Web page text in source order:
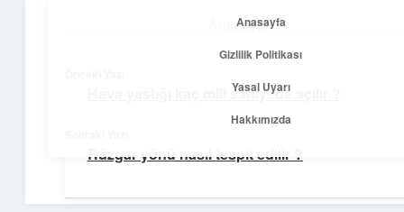
Anasayfa
Yasal Uyarı
Hakkımızda
Yolculuk ve İlham
Hava yastığı kaç mili saniyede açılır ?
Rüzgar yönü nasıl tespit edilir ?
Anasayfa
Gizlilik Politikası
Yasal Uyarı
Hakkımızda